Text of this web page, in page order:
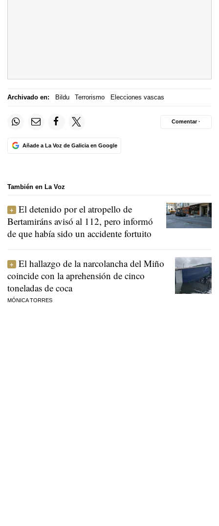
Archivado en: Bildu Terrorismo Elecciones vascas
Añade a La Voz de Galicia en Google
Comentar ·
También en La Voz
El detenido por el atropello de
Bertamiráns avisó al 112, pero informó
de que había sido un accidente fortuito
El hallazgo de la narcolancha del Miño
coincide con la aprehensión de cinco
toneladas de coca
MÓNICA TORRES